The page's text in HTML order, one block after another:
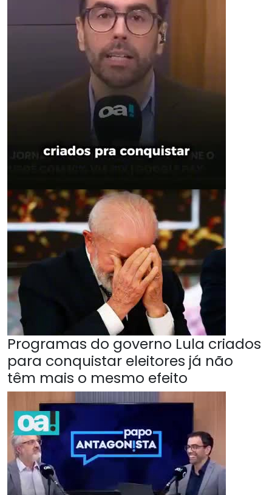
Programas do governo Lula criados
para conquistar eleitores já não
têm mais o mesmo efeito